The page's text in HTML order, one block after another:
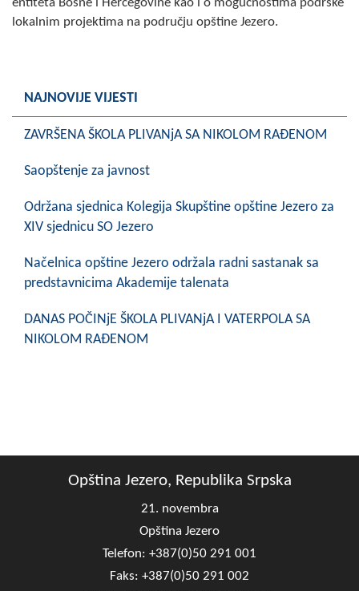
COVID 19
PRIVREDA
Sport
CIVILNA ZAŠTITA
KONTAKT
entiteta Bosne i Hercegovine kao i o mogućnostima podrške
lokalnim projektima na području opštine Jezero.
NAJNOVIJE VIJESTI
ZAVRŠENA ŠKOLA PLIVANjA SA NIKOLOM RAĐENOM
Saopštenje za javnost
Održana sjednica Kolegija Skupštine opštine Jezero za
XIV sjednicu SO Jezero
Načelnica opštine Jezero održala radni sastanak sa
predstavnicima Akademije talenata
DANAS POČINjE ŠKOLA PLIVANjA I VATERPOLA SA
NIKOLOM RAĐENOM
Opština Jezero, Republika Srpska
21. novembra
Opština Jezero
Telefon: +387(0)50 291 001
Faks: +387(0)50 291 002